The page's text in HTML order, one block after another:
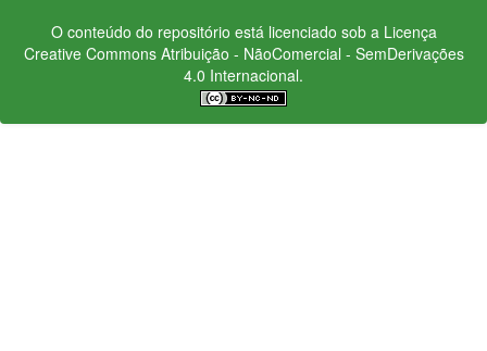
O conteúdo do repositório está licenciado sob a Licença
Creative CommonsAtribuição - NãoComercial - SemDerivações
4.0 Internacional.